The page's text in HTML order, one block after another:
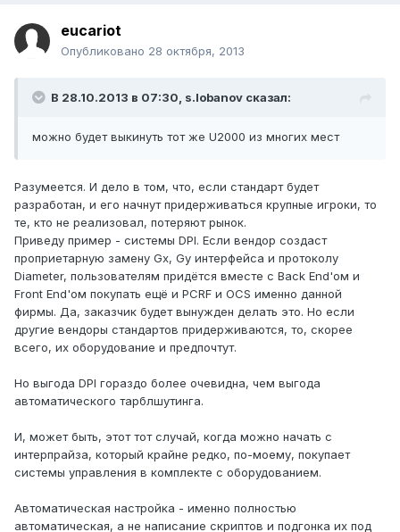
eucariot
Опубликовано 28 октября, 2013
В 28.10.2013 в 07:30, s.lobanov сказал:
можно будет выкинуть тот же U2000 из многих мест
Разумеется. И дело в том, что, если стандарт будет
разработан, и его начнут придерживаться крупные игроки, то
те, кто не реализовал, потеряют рынок.
Приведу пример - системы DPI. Если вендор создаст
проприетарную замену Gx, Gy интерфейса и протоколу
Diameter, пользователям придётся вместе c Back End'ом и
Front End'ом покупать ещё и PCRF и OCS именно данной
фирмы. Да, заказчик будет вынужден делать это. Но если
другие вендоры стандартов придерживаются, то, скорее
всего, их оборудование и предпочтут.
Но выгода DPI гораздо более очевидна, чем выгода
автоматического тарблшутинга.
И, может быть, этот тот случай, когда можно начать с
интерпрайза, который крайне редко, по-моему, покупает
системы управления в комплекте с оборудованием.
Автоматическая настройка - именно полностью
автоматическая, а не написание скриптов и подгонка их под